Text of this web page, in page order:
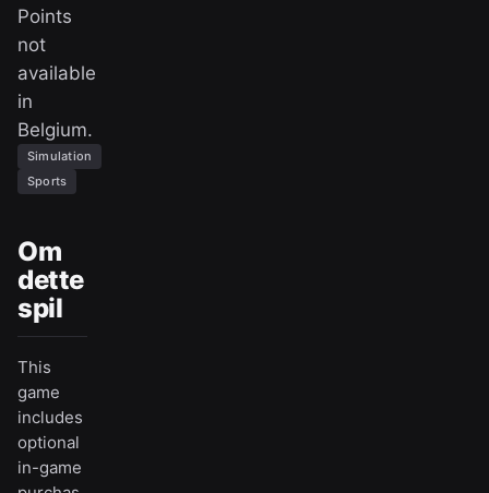
Points
not
available
in
Belgium.
Simulation
Sports
Om
dette
spil
This
game
includes
optional
in-game